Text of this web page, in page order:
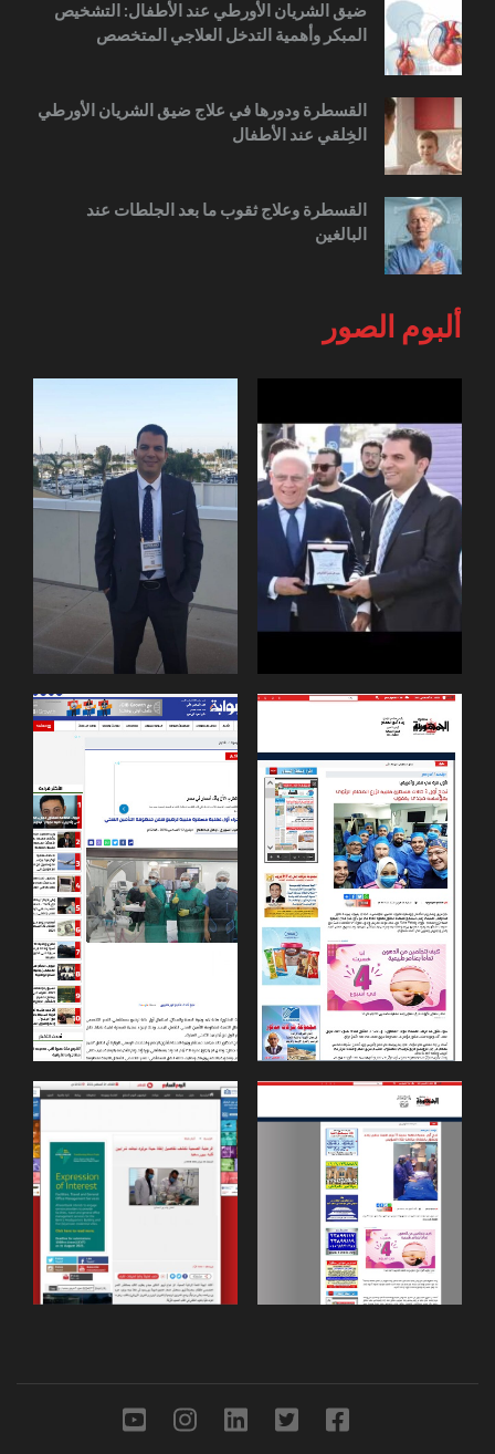
ضيق الشريان الأورطي عند الأطفال: التشخيص
المبكر وأهمية التدخل العلاجي المتخصص
القسطرة ودورها في علاج ضيق الشريان الأورطي
الخِلقي عند الأطفال
القسطرة وعلاج ثقوب ما بعد الجلطات عند
البالغين
ألبوم الصور